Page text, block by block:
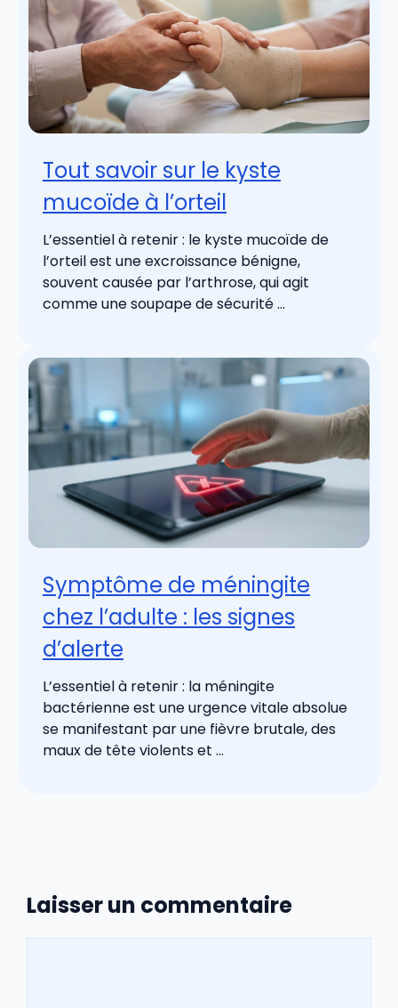
Tout savoir sur le kyste
mucoïde à l’orteil
L’essentiel à retenir : le kyste mucoïde de
l’orteil est une excroissance bénigne,
souvent causée par l’arthrose, qui agit
comme une soupape de sécurité ...
Symptôme de méningite
chez l’adulte : les signes
d’alerte
L’essentiel à retenir : la méningite
bactérienne est une urgence vitale absolue
se manifestant par une fièvre brutale, des
maux de tête violents et ...
Laisser un commentaire